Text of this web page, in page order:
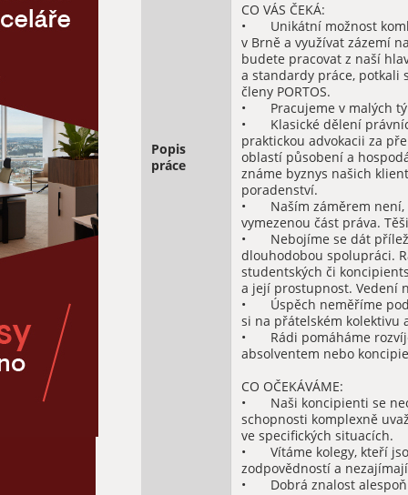
Popis
práce
CO VÁS ČEKÁ:
•	Unikátní možnost kombinovaného režimu práce v Brně a v Praze: Můžete žít
v Brně a využívat zázemí
budete pracovat z naší
a standardy práce, potkali
členy PORTOS.
•	Pracujeme v malých týmech.
•	Klasické dělení právních služeb podle právních oborů považujeme pro
praktickou advokacii za
oblastí působení a
známe byznys našich
poradenství.
•	Naším záměrem není, aby se koncipienti úzce specializovali na úzce
vymezenou část práva.
•	Nebojíme se dát příležitost i nadaným mladším kolegům a preferujeme
dlouhodobou spolupráci.
studentských či
a její prostupnost. Vedení
•	Úspěch neměříme podle počtu odpracovaných hodin přesčasů. Zakládáme
si na přátelském kolektivu
•	Rádi pomáháme rozvíjet odborný i osobní potenciál – ať už jste čerstvým
absolventem nebo
CO OČEKÁVÁME:
•	Naši koncipienti se neobejdou bez dobré orientace v právních předpisech,
schopnosti komplexně
ve specifických situacích.
•	Vítáme kolegy, kteří jsou zvyklí pracovat s potřebnou pečlivostí,
zodpovědností a
•	Dobrá znalost